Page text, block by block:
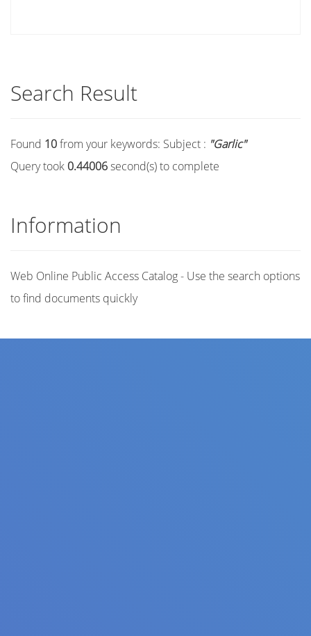
Search Result
Found 10from your keywords: Subject : "Garlic"
Query took 0.44006second(s) to complete
Information
Web Online Public Access Catalog - Use the search options
to find documents quickly